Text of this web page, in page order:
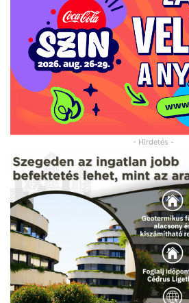
- Hirdetés -